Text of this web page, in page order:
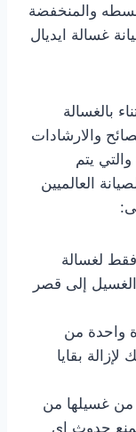
والمنخفضة
غسالة ايديال
بالغسالة
والارشادات
يتم
العالميين
فقط لغسالة
إلى قصر
واحدة من
بقايا
من غسيلها من
لمنع حدوث اي